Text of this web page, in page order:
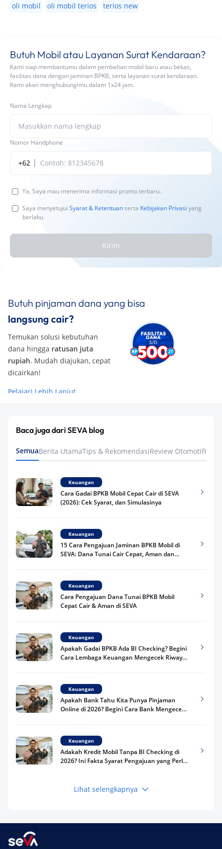
oli mobil oli mobil terios terios new
Butuh Mobil atau Layanan Surat Kendaraan?
Kami siap membantumu dalam pembelian mobil baru atau bekas,
fasilitas dana dengan jaminan BPKB, serta layanan surat kendaraan.
Kami akan menghubungimu dalam 1x24 jam.
Nama Lengkap
Nomor Handphone
+62
Ya, Saya mau menerima informasi promo terbaru.
Saya menyetujui Syarat & Ketentuanserta Kebijakan Privasi yang
berlaku.
Kirim
Butuh pinjaman dana yang bisa
langsung cair?
Temukan solusi kebutuhan
dana hingga ratusan juta
rupiah. Mudah diajukan, cepat
dicairkan!
Pelajari Lebih Lanjut
Baca juga dari SEVA blog
SemuaBerita UtamaTips & RekomendasiReview Otomotif
Keuangan
Cara Gadai BPKB Mobil Cepat Cair di SEVA
(2026): Cek Syarat, dan Simulasinya
Keuangan
15 Cara Pengajuan Jaminan BPKB Mobil di
SEVA: Dana Tunai Cair Cepat, Aman dan
Keuangan
Cara Pengajuan Dana Tunai BPKB Mobil
Cepat Cair & Aman di SEVA
Keuangan
Apakah Gadai BPKB Ada BI Checking? Begini
Cara Lembaga Keuangan Mengecek Riwayat
Keuangan
Apakah Bank Tahu Kita Punya Pinjaman
Online di 2026? Begini Cara Bank Mengecek
Keuangan
Adakah Kredit Mobil Tanpa BI Checking di
2026? Ini Fakta Syarat Pengajuan yang Perlu
Keuangan
Terpercaya
Lihat selengkapnya